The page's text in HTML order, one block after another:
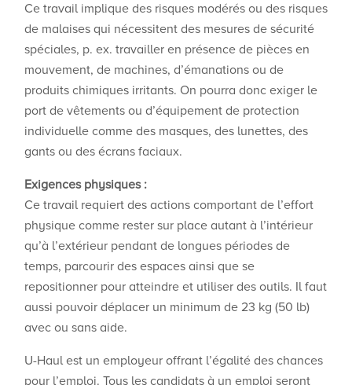
Ce travail implique des risques modérés ou des risques
de malaises qui nécessitent des mesures de sécurité
spéciales, p. ex. travailler en présence de pièces en
mouvement, de machines, d’émanations ou de
produits chimiques irritants. On pourra donc exiger le
port de vêtements ou d’équipement de protection
individuelle comme des masques, des lunettes, des
gants ou des écrans faciaux.
Exigences physiques :
Ce travail requiert des actions comportant de l’effort
physique comme rester sur place autant à l’intérieur
qu’à l’extérieur pendant de longues périodes de
temps, parcourir des espaces ainsi que se
repositionner pour atteindre et utiliser des outils. Il faut
aussi pouvoir déplacer un minimum de 23 kg (50 lb)
avec ou sans aide.
U-Haul est un employeur offrant l’égalité des chances
pour l’emploi. Tous les candidats à un emploi seront